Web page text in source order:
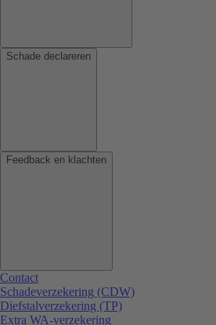
Schade declareren
Feedback en klachten
Contact
Schadeverzekering (CDW)
Diefstalverzekering (TP)
Extra WA-verzekering